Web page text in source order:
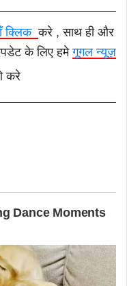
क्लिककरे , साथ ही और
के लिए हमेगूगल न्यूज़
करे